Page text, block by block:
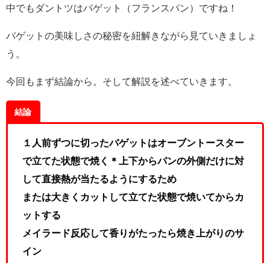
中でもダントツはバゲット（フランスパン）ですね！
バゲットの美味しさの秘密を紐解きながら見ていきましょ
う。
今回もまず結論から。そして解説を述べていきます。
結論
１人前ずつに切ったバゲットはオーブントースター
で立てた状態で焼く＊上下からパンの外側だけに対
して直接熱が当たるようにするため
または大きくカットして立てた状態で焼いてからカ
ットする
メイラード反応して香りがたったら焼き上がりのサ
イン